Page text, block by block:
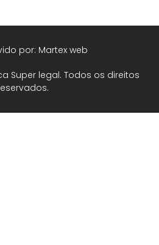
Super legal. Todos os direitos
por: Martex web